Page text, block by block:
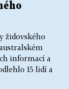
židovského
informací a
15 lidí a